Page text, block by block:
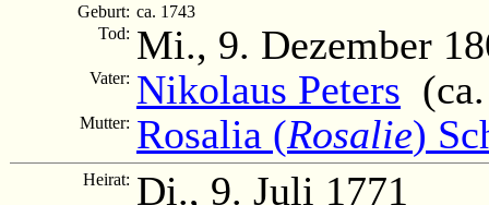
Geburt: ca. 1743
Tod: Mi., 9. Dezember
Vater: Nikolaus Peters
Mutter: Rosalia (Rosalie)
Heirat: Di., 9. Juli 1771